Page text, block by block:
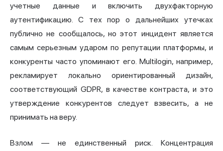
учетные данные и включить двухфакторную
аутентификацию. С тех пор о дальнейших утечках
публично не сообщалось, но этот инцидент является
самым серьезным ударом по репутации платформы, и
конкуренты часто упоминают его. Multilogin, например,
рекламирует локально ориентированный дизайн,
соответствующий GDPR, в качестве контраста, и это
утверждение конкурентов следует взвесить, а не
принимать на веру.
Взлом — не единственный риск. Концентрация